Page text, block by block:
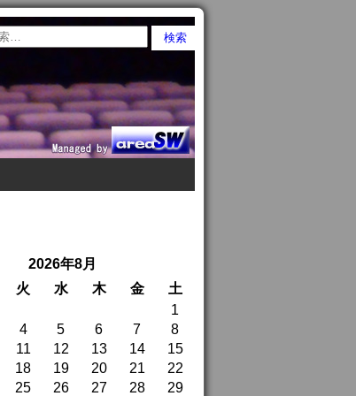
2026年8月
火 水 木 金
土
1
4 5 6 7
8
11 12 13 14
15
18 19 20 21
22
25 26 27 28 29